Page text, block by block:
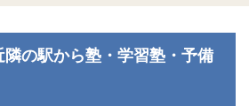
隣の駅から塾・学習塾・予備